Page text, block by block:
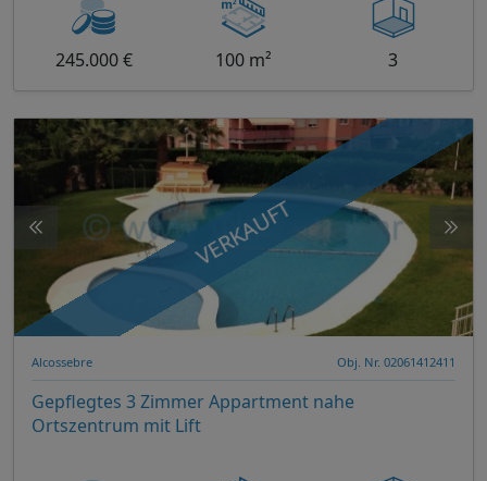
245.000 € 100 m² 3
VERKAUFT
Alcossebre Obj. Nr. 02061412411
Gepflegtes 3 Zimmer Appartment nahe
Ortszentrum mit Lift